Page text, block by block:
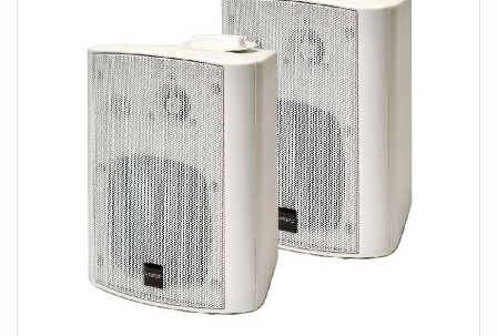
table et les tabourets de bar sont parfaitement assortis et
peuvent être repliés et emboîtés de manière compacte
lorsqu'ils ne sont pas utilisés. Le tiroir coulissant intégré
avec fermeture douce sous le plateau de la table est
particulièrement pratique. Ce tiroir offre de la place pour
des accessoires tels que des sous-verres, des couverts ou
des serviettes et s'ouvre et se ferme facilement grâce à
son système de rails en acier avec finition noire. La table
est conçue avec une structure centrale solide qui peut
supporter jusqu'à 135 kg. Les panneaux latéraux offrent
un espace de rangement supplémentaire, par exemple
pour les boissons ou les collations, la charge dépendant
de la répartition du poids et du support. Teck de haute
qualité, conçu pour l'extérieur Le set de bar bas Nomani